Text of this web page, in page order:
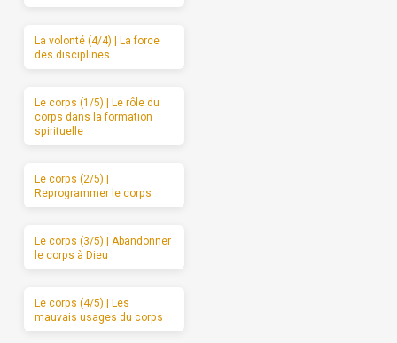
La volonté (4/4) | La force
des disciplines
Le corps (1/5) | Le rôle du
corps dans la formation
spirituelle
Le corps (2/5) |
Reprogrammer le corps
Le corps (3/5) | Abandonner
le corps à Dieu
Le corps (4/5) | Les
mauvais usages du corps